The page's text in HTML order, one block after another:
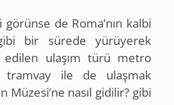
de Roma’nın kalbi
gibi bir sürede yürüyerek
ulaşım türü metro
tramvay ile de ulaşmak
nasıl gidilir? gibi